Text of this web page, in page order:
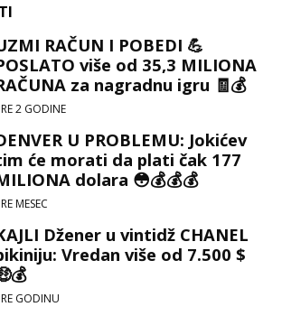
RAČUN I POBEDI 💪
više od 35,3 MILIONA
za nagradnu igru 🧾💰
2 GODINE
U PROBLEMU: Jokićev
će morati da plati čak 177
dolara 😳💰💰💰
MESEC
Džener u vintidž CHANEL
Vredan više od 7.500 $
GODINU